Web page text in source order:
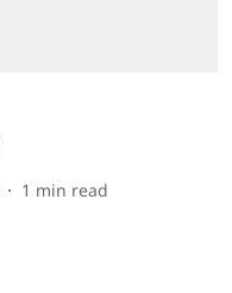
1 min read